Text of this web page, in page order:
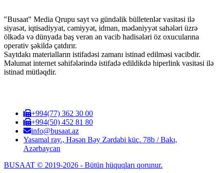
"Busaat" Media Qrupu sayt və gündəlik bülletenlər vasitəsi ilə
siyasət, iqtisadiyyat, cəmiyyət, idman, mədəniyyət sahələri üzrə
ölkədə və dünyada baş verən ən vacib hadisələri öz oxucularına
operativ şəkildə çatdırır.
Saytdakı materialların istifadəsi zamanı istinad edilməsi vacibdir.
Məlumat internet səhifələrində istifadə edildikdə hiperlink vasitəsi ilə
istinad mütləqdir.
+994(77) 362 30 00
+994(50) 452 81 80
info@busaat.az
Yasamal ray., Həsən Bəy Zərdabi küç. 78b / Bakı,
Azərbaycan
BUSAAT © 2019-2026 - Bütün hüquqları qorunur.